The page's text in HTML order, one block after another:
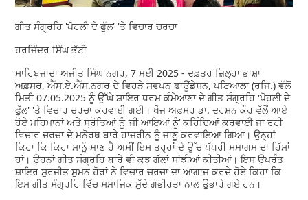
ਗੀਤ ਸੰਗ੍ਰਹਿ 'ਪੋਹਲੀ ਦੇ ਫੁੱਲ' 'ਤੇ ਵਿਚਾਰ ਚਰਚਾ
ਹਰਜਿੰਦਰ ਸਿੰਘ ਭੱਟੀ
ਸਾਹਿਬਜ਼ਾਦਾ ਅਜੀਤ ਸਿੰਘ ਨਗਰ, 7 ਮਈ 2025 - ਦਫ਼ਤਰ ਜ਼ਿਲ੍ਹਾ ਭਾਸ਼ਾ
ਅਫ਼ਸਰ, ਐੱਸ.ਏ.ਐੱਸ.ਨਗਰ ਦੇ ਵਿਹੜੇ ਸਵਪਨ ਫਾਊਂਡੇਸ਼ਨ, ਪਟਿਆਲਾ (ਰਜਿ.) ਵੱਲੋਂ
ਮਿਤੀ 07.05.2025 ਨੂੰ ਉੱਘੇ ਸ਼ਾਇਰ ਧਰਮ ਕੰਮੇਆਣਾ ਦੇ ਗੀਤ ਸੰਗ੍ਰਹਿ 'ਪੋਹਲੀ ਦੇ
ਫੁੱਲ' 'ਤੇ ਵਿਚਾਰ ਚਰਚਾ ਕਰਵਾਈ ਗਈ। ਖੋਜ ਅਫ਼ਸਰ ਡਾ. ਦਰਸ਼ਨ ਕੌਰ ਵੱਲੋਂ ਆਏ
ਹੋਏ ਮਹਿਮਾਨਾਂ ਅਤੇ ਸ੍ਰੋਤਿਆਂ ਨੂੰ ‘ਜੀ ਆਇਆਂ ਨੂੰ’ ਕਹਿੰਦਿਆਂ ਕਰਵਾਈ ਜਾ ਰਹੀ
ਵਿਚਾਰ ਚਰਚਾ ਦੇ ਮਨੋਰਥ ਬਾਰੇ ਹਾਜ਼ਰੀਨ ਨੂੰ ਜਾਣੂ ਕਰਵਾਇਆ ਗਿਆ। ਉਨ੍ਹਾਂ
ਕਿਹਾ ਕਿ ਕਿਹਾ ਸਾਨੂੰ ਮਾਣ ਹੈ ਅਸੀਂ ਇਸ ਤਰ੍ਹਾਂ ਦੇ ਉੱਚ ਪੱਧਰੀ ਸਮਾਗਮ ਦਾ ਹਿੱਸਾਂ
ਹਾਂ। ਉਹਨਾਂ ਗੀਤ ਸੰਗ੍ਰਹਿ ਬਾਰੇ ਵੀ ਕੁਝ ਗੱਲਾਂ ਸਾਂਝੀਆਂ ਕੀਤੀਆਂ। ਇਸ ਉਪਰੰਤ
ਸ਼ਾਇਰ ਸੁਰਜੀਤ ਸੁਮਨ ਹੋਰਾਂ ਨੇ ਵਿਚਾਰ ਚਰਚਾ ਦਾ ਆਗਾਜ਼ ਕਰਦੇ ਹੋਏ ਕਿਹਾ ਕਿ
ਇਸ ਗੀਤ ਸੰਗ੍ਰਹਿ ਵਿੱਚ ਸਮਾਜਿਕ ਮੁੱਦੇ ਗੰਭੀਰਤਾ ਨਾਲ ਉਭਾਰੇ ਗਏ ਹਨ।